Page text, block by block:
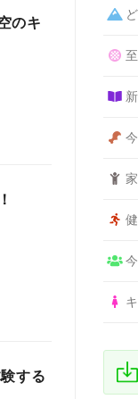
のキ
する